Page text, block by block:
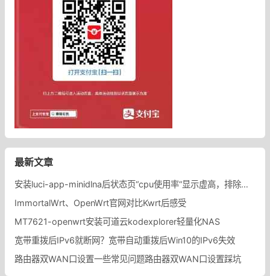
最新文章
安装luci-app-minidlna后状态页“cpu使用率“显示虚高，排除过程记录。
ImmortalWrt、OpenWrt官网对比Kwrt后感受
MT7621-openwrt安装可道云kodexplorer轻量化NAS
宽带重拨后IPv6就断网？宽带自动重拨后Win10的IPv6失效
路由器双WAN口设置一些常见问题路由器双WAN口设置踩坑